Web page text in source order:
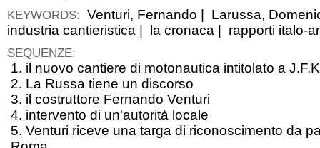
KEYWORDS: Venturi, Fernando
Larussa,
industria cantieristica
la cronaca rapporti italo-
SEQUENZE:
1. il nuovo cantiere di motonautica intitolato a
2. La Russa tiene un discorso
3. il costruttore Fernando Venturi
4. intervento di un'autorità locale
5. Venturi riceve una targa di riconoscimento da